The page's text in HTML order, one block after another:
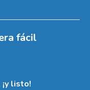
fácil
listo!